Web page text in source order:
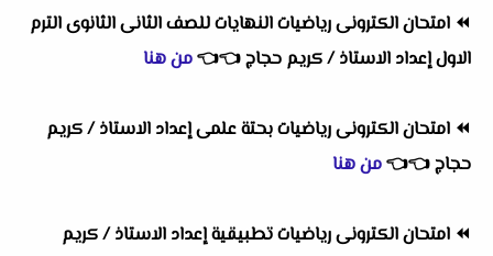
⏪ امتحان الكترونى رياضيات النهايات للصف الثانى الثانوى الترم
الاول إعداد الاستاذ / كريم حجاج👈
👈من هنا
⏪ امتحان الكترونى رياضيات بحتة علمى إعداد الاستاذ / كريم
حجاج👈
👈من هنا
⏪ امتحان الكترونى رياضيات تطبيقية إعداد الاستاذ / كريم